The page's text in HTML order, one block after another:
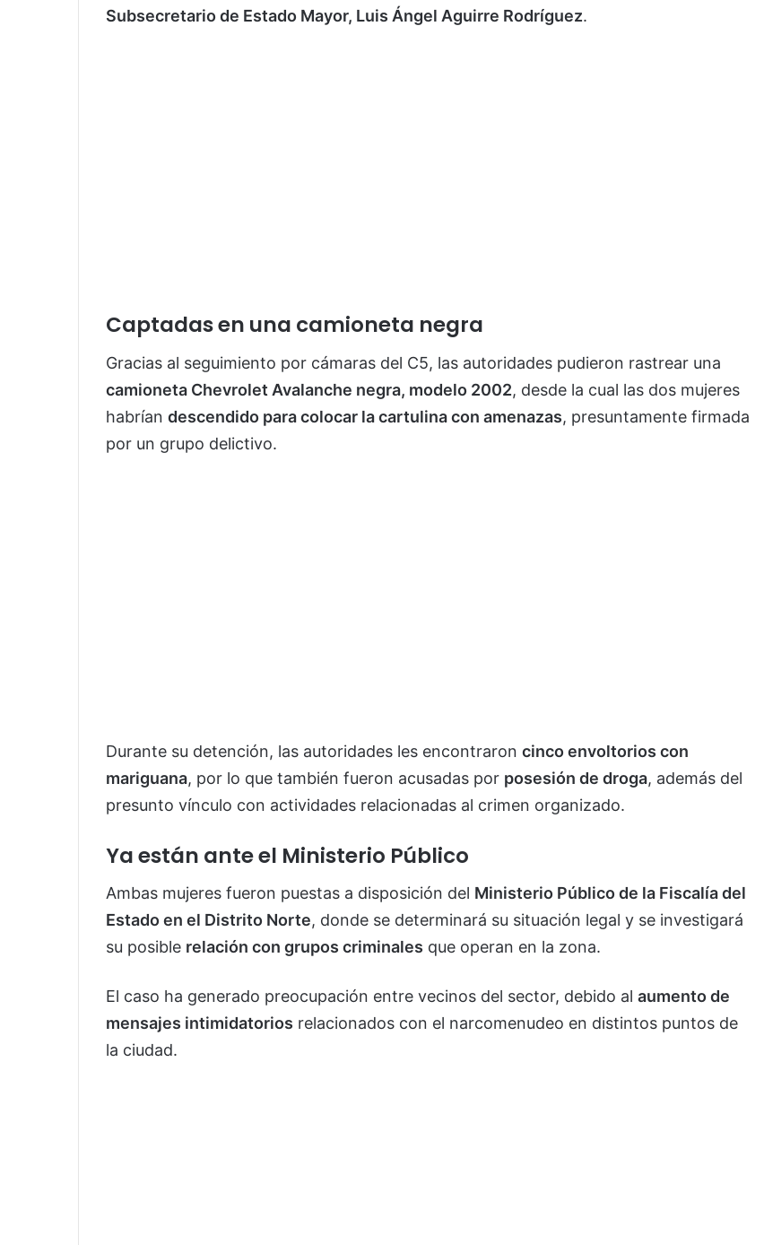
Subsecretario de Estado Mayor, Luis Ángel Aguirre Rodríguez.
Captadas en una camioneta negra
Gracias al seguimiento por cámaras del C5, las autoridades pudieron rastrear una
camioneta Chevrolet Avalanche negra, modelo 2002, desde la cual las dos mujeres
habrían descendido para colocar la cartulina con amenazas, presuntamente firmada
por un grupo delictivo.
Durante su detención, las autoridades les encontraron cinco envoltorios con
mariguana, por lo que también fueron acusadas por posesión de droga, además del
presunto vínculo con actividades relacionadas al crimen organizado.
Ya están ante el Ministerio Público
Ambas mujeres fueron puestas a disposición del Ministerio Público de la Fiscalía del
Estado en el Distrito Norte, donde se determinará su situación legal y se investigará
su posible relación con grupos criminales que operan en la zona.
El caso ha generado preocupación entre vecinos del sector, debido al aumento de
mensajes intimidatorios relacionados con el narcomenudeo en distintos puntos de
la ciudad.